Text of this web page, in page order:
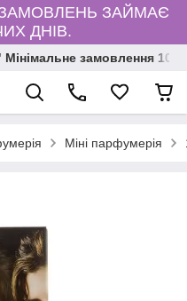
ЗАЙМАЄ
ДНІВ.
замовлення
Міні парфумерія